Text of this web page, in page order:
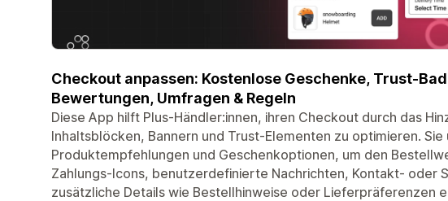
Checkout anpassen: Kostenlose Geschenke, Trust-
Bewertungen, Umfragen & Regeln
Diese App hilft Plus-Händler:innen, ihren Checkout durch das
Inhaltsblöcken, Bannern und Trust-Elementen zu optimieren.
Produktempfehlungen und Geschenkoptionen, um den
Zahlungs-Icons, benutzerdefinierte Nachrichten, Kontakt- oder
zusätzliche Details wie Bestellhinweise oder Lieferpräferenzen